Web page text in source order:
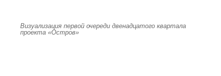
Визуализация первой очереди двенадцатого квартала
проекта «Остров»